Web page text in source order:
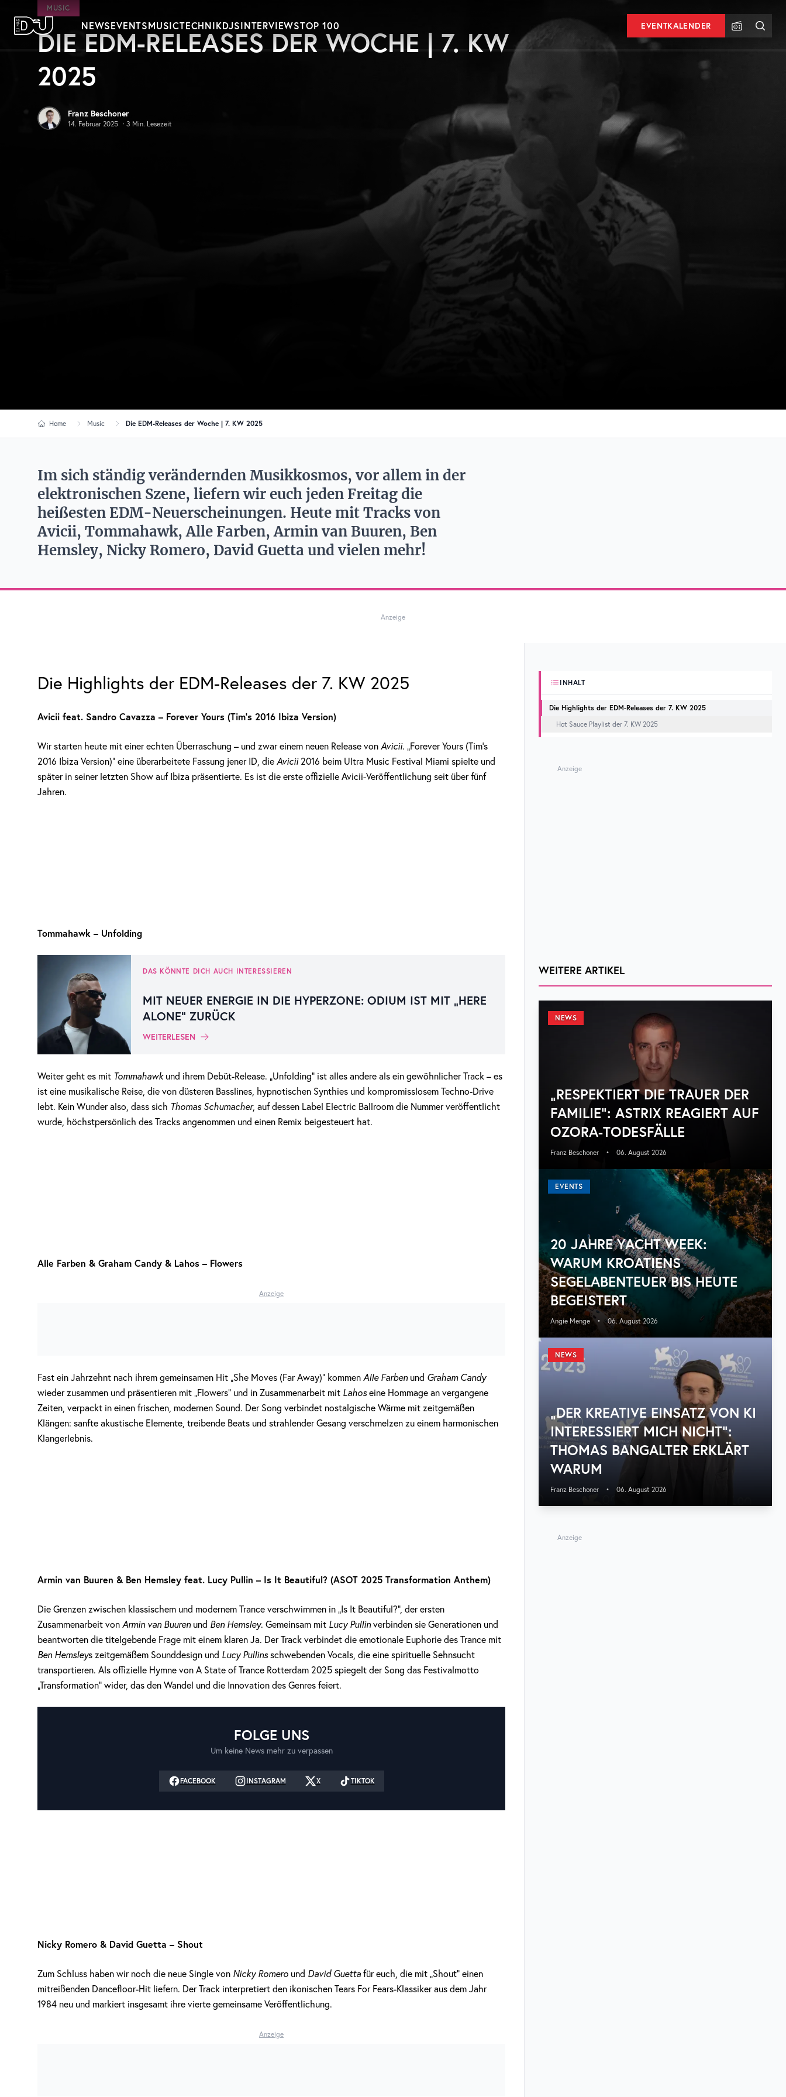
Zum Hauptinhalt springen
DJ Mag Germany
NEWSEVENTSMUSICTECHNIKDJSINTERVIEWSTOP 100 EVENTKALENDER
MUSIC
DIE EDM-RELEASES DER WOCHE | 7. KW
2025
Franz Beschoner
14. Februar 2025 · 3 Min. Lesezeit
Home Music Die EDM-Releases der Woche | 7. KW 2025
Im sich ständig verändernden Musikkosmos, vor allem in der
elektronischen Szene, liefern wir euch jeden Freitag die
heißesten EDM-Neuerscheinungen. Heute mit Tracks von
Avicii, Tommahawk, Alle Farben, Armin van Buuren, Ben
Hemsley, Nicky Romero, David Guetta und vielen mehr!
Anzeige
Die Highlights der EDM-Releases der 7. KW 2025
Avicii feat. Sandro Cavazza – Forever Yours (Tim’s 2016 Ibiza Version)
Wir starten heute mit einer echten Überraschung – und zwar einem neuen Release von Avicii. „Forever Yours (Tim’s
2016 Ibiza Version)“ eine überarbeitete Fassung jener ID, die Avicii 2016 beim Ultra Music Festival Miami spielte und
später in seiner letzten Show auf Ibiza präsentierte. Es ist die erste offizielle Avicii-Veröffentlichung seit über fünf
Jahren.
Tommahawk – Unfolding
DAS KÖNNTE DICH AUCH INTERESSIEREN
MIT NEUER ENERGIE IN DIE HYPERZONE: ODIUM IST MIT „HERE
ALONE“ ZURÜCK
WEITERLESEN
Weiter geht es mit Tommahawkund ihrem Debüt-Release. „Unfolding“ ist alles andere als ein gewöhnlicher Track – es
ist eine musikalische Reise, die von düsteren Basslines, hypnotischen Synthies und kompromisslosem Techno-Drive
lebt. Kein Wunder also, dass sich Thomas Schumacher, auf dessen Label Electric Ballroom die Nummer veröffentlicht
wurde, höchstpersönlich des Tracks angenommen und einen Remix beigesteuert hat.
Alle Farben & Graham Candy & Lahos – Flowers
Anzeige
Fast ein Jahrzehnt nach ihrem gemeinsamen Hit „She Moves (Far Away)“ kommen Alle Farbenund Graham Candy
wieder zusammen und präsentieren mit „Flowers“ und in Zusammenarbeit mit Lahoseine Hommage an vergangene
Zeiten, verpackt in einen frischen, modernen Sound. Der Song verbindet nostalgische Wärme mit zeitgemäßen
Klängen: sanfte akustische Elemente, treibende Beats und strahlender Gesang verschmelzen zu einem harmonischen
Klangerlebnis.
Armin van Buuren & Ben Hemsley feat. Lucy Pullin – Is It Beautiful? (ASOT 2025 Transformation Anthem)
Die Grenzen zwischen klassischem und modernem Trance verschwimmen in „Is It Beautiful?“, der ersten
Zusammenarbeit von Armin van Buurenund Ben Hemsley. Gemeinsam mit Lucy Pullinverbinden sie Generationen und
beantworten die titelgebende Frage mit einem klaren Ja. Der Track verbindet die emotionale Euphorie des Trance mit
Ben Hemsleys zeitgemäßem Sounddesign und Lucy Pullinsschwebenden Vocals, die eine spirituelle Sehnsucht
transportieren. Als offizielle Hymne von A State of Trance Rotterdam 2025 spiegelt der Song das Festivalmotto
„Transformation“ wider, das den Wandel und die Innovation des Genres feiert.
FOLGE UNS
Um keine News mehr zu verpassen
FACEBOOK INSTAGRAM X TIKTOK
Nicky Romero & David Guetta – Shout
Zum Schluss haben wir noch die neue Single von Nicky Romero und David Guetta für euch, die mit „Shout“ einen
mitreißenden Dancefloor-Hit liefern. Der Track interpretiert den ikonischen Tears For Fears-Klassiker aus dem Jahr
1984 neu und markiert insgesamt ihre vierte gemeinsame Veröffentlichung.
Anzeige
INHALT
Die Highlights der EDM-Releases der 7. KW 2025
Hot Sauce Playlist der 7. KW 2025
Anzeige
WEITERE ARTIKEL
NEWS
„RESPEKTIERT DIE TRAUER DER
FAMILIE“: ASTRIX REAGIERT AUF
OZORA-TODESFÄLLE
Franz Beschoner • 06. August 2026
EVENTS
20 JAHRE YACHT WEEK:
WARUM KROATIENS
SEGELABENTEUER BIS HEUTE
BEGEISTERT
Angie Menge • 06. August 2026
NEWS
„DER KREATIVE EINSATZ VON KI
INTERESSIERT MICH NICHT“:
THOMAS BANGALTER ERKLÄRT
WARUM
Franz Beschoner • 06. August 2026
Anzeige